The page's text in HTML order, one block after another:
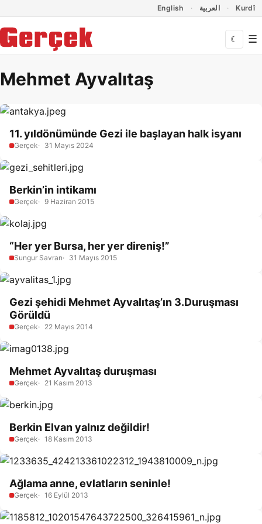
English العربية Kurdî
☾ ☰
Mehmet Ayvalıtaş
11. yıldönümünde Gezi ile başlayan halk isyanı
Gerçek 31 Mayıs 2024
Berkin’in intikamı
Gerçek 9 Haziran 2015
“Her yer Bursa, her yer direniş!”
Sungur Savran 31 Mayıs 2015
Gezi şehidi Mehmet Ayvalıtaş’ın 3.Duruşması
Görüldü
Gerçek 22 Mayıs 2014
Mehmet Ayvalıtaş duruşması
Gerçek 21 Kasım 2013
Berkin Elvan yalnız değildir!
Gerçek 18 Kasım 2013
Ağlama anne, evlatların seninle!
Gerçek 16 Eylül 2013